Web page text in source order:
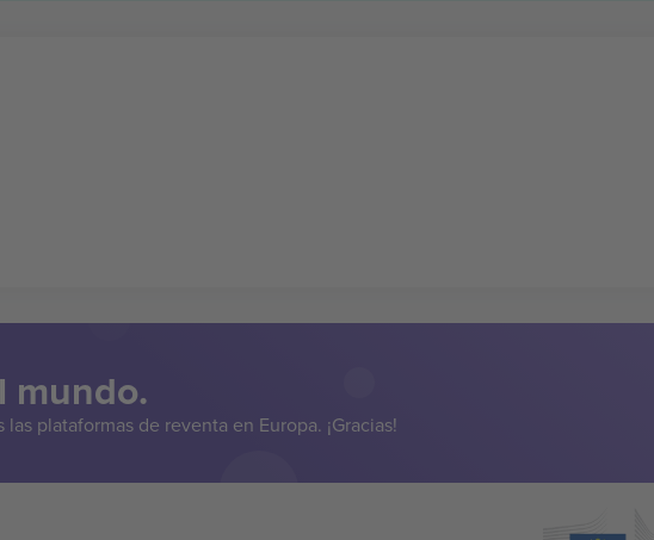
mundo.
plataformas de reventa en Europa. ¡Gracias!